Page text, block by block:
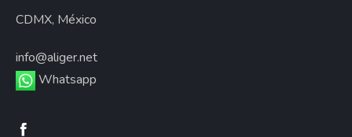
CDMX, México
info@aliger.net
Whatsapp